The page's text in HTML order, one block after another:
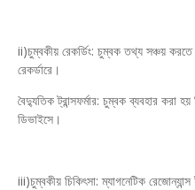
ii)চুম্বকীয় রেকর্ডিং: চুম্বক তথ্য সঞ্চয়
রেকর্ডারে।
বৈদ্যুতিক ট্রান্সফর্মার: চুম্বক ব্যবহার করা
ডিভাইসে।
iii)চুম্বকীয় চিকিৎসা: ম্যাগনেটিক